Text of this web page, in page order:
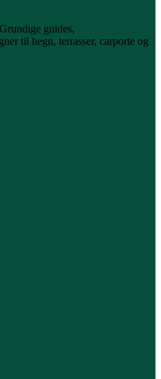
guides,
til hegn, terrasser, carporte og